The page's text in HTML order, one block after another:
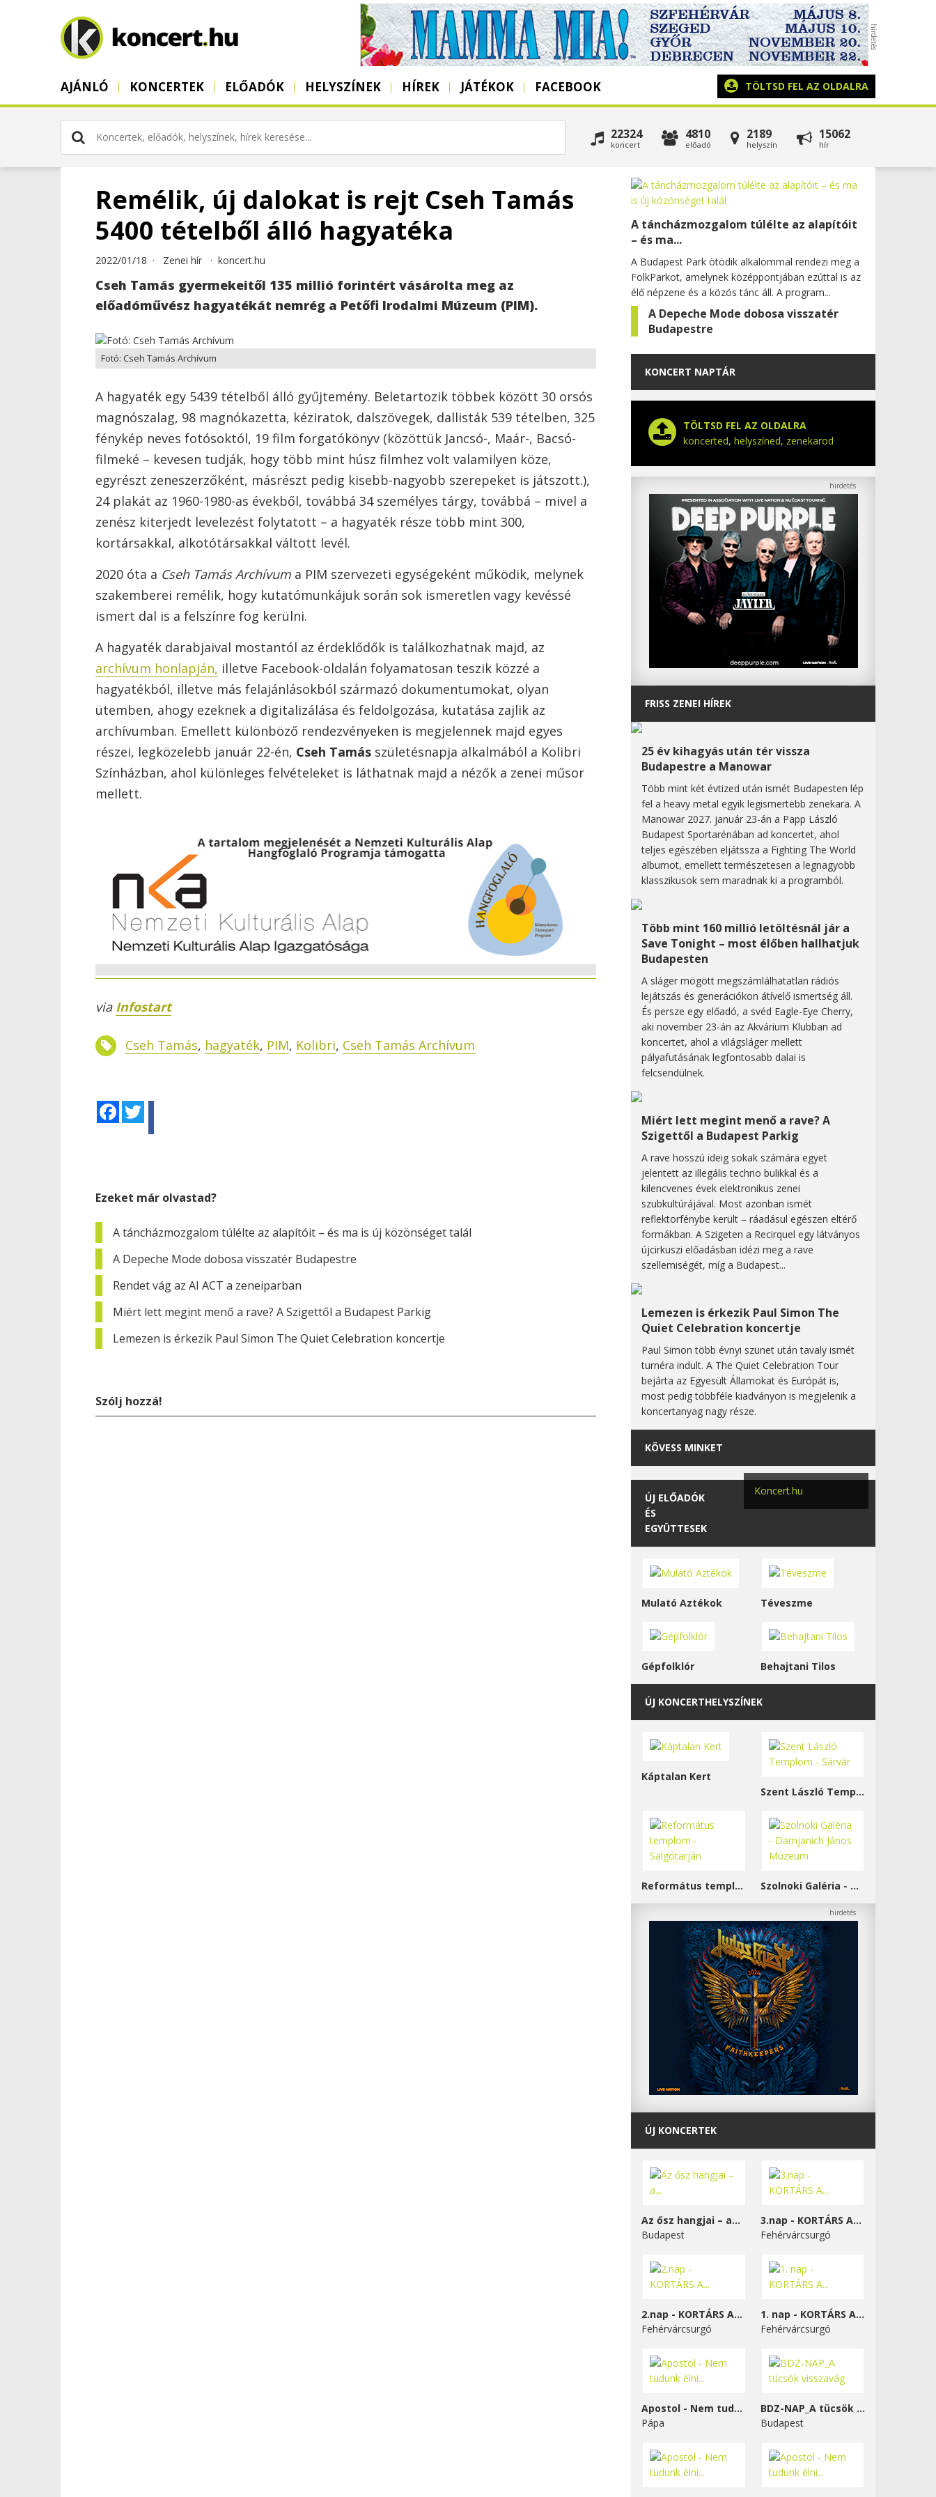
AJÁNLÓ KONCERTEK ELŐADÓK HELYSZÍNEK HÍREK JÁTÉKOK FACEBOOK TÖLTSD FEL AZ OLDALRA
22324
koncert
4810
előadó
2189
helyszín
15062
hír
Remélik, új dalokat is rejt Cseh Tamás
5400 tételből álló hagyatéka
2022/01/18 · Zenei hír · koncert.hu
Cseh Tamás gyermekeitől 135 millió forintért vásárolta meg az
előadóművész hagyatékát nemrég a Petőfi Irodalmi Múzeum (PIM).
Fotó: Cseh Tamás Archívum
A hagyaték egy 5439 tételből álló gyűjtemény. Beletartozik többek között 30 orsós
magnószalag, 98 magnókazetta, kéziratok, dalszövegek, dallisták 539 tételben, 325
fénykép neves fotósoktól, 19 film forgatókönyv (közöttük Jancsó-, Maár-, Bacsó-
filmeké – kevesen tudják, hogy több mint húsz filmhez volt valamilyen köze,
egyrészt zeneszerzőként, másrészt pedig kisebb-nagyobb szerepeket is játszott.),
24 plakát az 1960-1980-as évekből, továbbá 34 személyes tárgy, továbbá – mivel a
zenész kiterjedt levelezést folytatott – a hagyaték része több mint 300,
kortársakkal, alkotótársakkal váltott levél.
2020 óta a Cseh Tamás Archívum a PIM szervezeti egységeként működik, melynek
szakemberei remélik, hogy kutatómunkájuk során sok ismeretlen vagy kevéssé
ismert dal is a felszínre fog kerülni.
A hagyaték darabjaival mostantól az érdeklődők is találkozhatnak majd, az
archívum honlapján, illetve Facebook-oldalán folyamatosan teszik közzé a
hagyatékból, illetve más felajánlásokból származó dokumentumokat, olyan
ütemben, ahogy ezeknek a digitalizálása és feldolgozása, kutatása zajlik az
archívumban. Emellett különböző rendezvényeken is megjelennek majd egyes
részei, legközelebb január 22-én, Cseh Tamás születésnapja alkalmából a Kolibri
Színházban, ahol különleges felvételeket is láthatnak majd a nézők a zenei műsor
mellett.
via Infostart
Cseh Tamás, hagyaték, PIM, Kolibri, Cseh Tamás Archívum
Facebook
Ezeket már olvastad?
A táncházmozgalom túlélte az alapítóit – és ma is új közönséget talál
A Depeche Mode dobosa visszatér Budapestre
Rendet vág az AI ACT a zeneiparban
Miért lett megint menő a rave? A Szigettől a Budapest Parkig
Lemezen is érkezik Paul Simon The Quiet Celebration koncertje
Szólj hozzá!
A táncházmozgalom túlélte az alapítóit
– és ma...
A Budapest Park ötödik alkalommal rendezi meg a
FolkParkot, amelynek középpontjában ezúttal is az
élő népzene és a közös tánc áll. A program...
A Depeche Mode dobosa visszatér
Budapestre
KONCERT NAPTÁR
TÖLTSD FEL AZ OLDALRA
koncerted, helyszíned, zenekarod
FRISS ZENEI HÍREK
25 év kihagyás után tér vissza
Budapestre a Manowar
Több mint két évtized után ismét Budapesten lép
fel a heavy metal egyik legismertebb zenekara. A
Manowar 2027. január 23-án a Papp László
Budapest Sportarénában ad koncertet, ahol
teljes egészében eljátssza a Fighting The World
albumot, emellett természetesen a legnagyobb
klasszikusok sem maradnak ki a programból.
Több mint 160 millió letöltésnál jár a
Save Tonight – most élőben hallhatjuk
Budapesten
A sláger mögött megszámlálhatatlan rádiós
lejátszás és generációkon átívelő ismertség áll.
És persze egy előadó, a svéd Eagle-Eye Cherry,
aki november 23-án az Akvárium Klubban ad
koncertet, ahol a világsláger mellett
pályafutásának legfontosabb dalai is
felcsendülnek.
Miért lett megint menő a rave? A
Szigettől a Budapest Parkig
A rave hosszú ideig sokak számára egyet
jelentett az illegális techno bulikkal és a
kilencvenes évek elektronikus zenei
szubkultúrájával. Most azonban ismét
reflektorfénybe került – ráadásul egészen eltérő
formákban. A Szigeten a Recirquel egy látványos
újcirkuszi előadásban idézi meg a rave
szellemiségét, míg a Budapest...
Lemezen is érkezik Paul Simon The
Quiet Celebration koncertje
Paul Simon több évnyi szünet után tavaly ismét
turnéra indult. A The Quiet Celebration Tour
bejárta az Egyesült Államokat és Európát is,
most pedig többféle kiadványon is megjelenik a
koncertanyag nagy része.
KÖVESS MINKET
Koncert.hu
ÚJ ELŐADÓK
ÉS
EGYÜTTESEK
Mulató Aztékok Téveszme
Gépfolklór Behajtani Tilos
ÚJ KONCERTHELYSZÍNEK
Káptalan Kert
Szent László Templom - Sárvár
Református templom - Salgótarján Szolnoki Galéria - Damjanich János Múzeum
ÚJ KONCERTEK
Az ősz hangjai – a...
Budapest
3.nap - KORTÁRS A...
Fehérvárcsurgó
2.nap - KORTÁRS A...
Fehérvárcsurgó
1. nap - KORTÁRS A...
Fehérvárcsurgó
Apostol - Nem tudunk élni...
Pápa
BDZ-NAP_A tücsök visszavág
Budapest